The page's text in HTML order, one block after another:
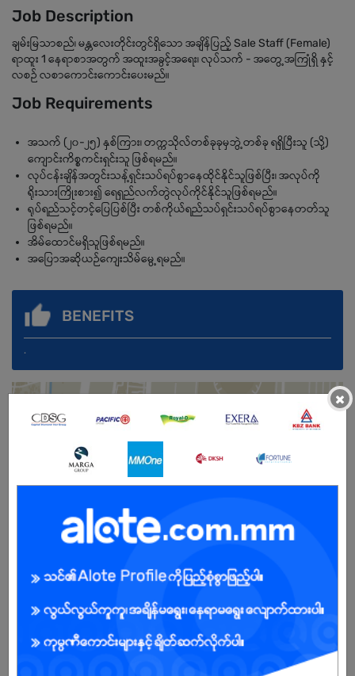
Job Description
ချမ်းမြသာစည်၊ မန္တလေးတိုင်းတွင်ရှိသော အချိန်ပြည့် Sale Staff (Female)
ရာထူး 1 နေရာစာအတွက် အထူးအခွင့်အရေး၊ လုပ်သက် - အတွေ့အကြုံရှိ နှင့်
လစဉ် လစာကောင်းကောင်းပေးမည်။
Job Requirements
အသက် (၂၀-၂၅) နှစ်ကြား၊ တက္ကသိုလ်တစ်ခုခုမှဘွဲ့တစ်ခု ရရှိပြီးသူ (သို့)
ကျောင်းကိစ္စကင်းရှင်းသူ ဖြစ်ရမည်။
လုပ်ငန်းချိန်အတွင်းသန့်ရှင်းသပ်ရပ်စွာနေထိုင်နိုင်သူဖြစ်ပြီး၊ အလုပ်ကို
ရိုးသားကြိုးစား၍ ရေရှည်လက်တွဲလုပ်ကိုင်နိုင်သူဖြစ်ရမည်။
ရုပ်ရည်သင့်တင့်ပြေပြစ်ပြီး တစ်ကိုယ်ရည်သပ်ရှင်းသပ်ရပ်စွာနေတတ်သူ
ဖြစ်ရမည်။
အိမ်ထောင်မရှိသူဖြစ်ရမည်။
အပြောအဆိုယဉ်ကျေးသိမ်မွေ့ရမည်။
BENEFITS
.
Open To :
×